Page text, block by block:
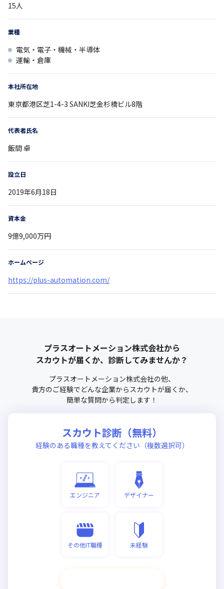
15人
業種
電気・電子・機械・半導体
運輸・倉庫
本社所在地
東京都港区芝1-4-3 SANKI芝金杉橋ビル8階
代表者氏名
飯間 卓
設立日
2019年6月18日
資本金
9億9,000万円
ホームページ
https://plus-automation.com/
プラスオートメーション株式会社から
スカウトが届くか、診断してみませんか？
プラスオートメーション株式会社の他、
貴方のご経験でどんな企業からスカウトが届くか、
簡単な質問から判定します！
スカウト診断（無料）
経験のある職種を教えてください（複数選択可）
エンジニア デザイナー
その他IT職種 未経験